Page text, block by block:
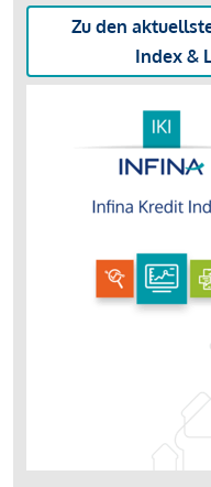
Zu den
Index &